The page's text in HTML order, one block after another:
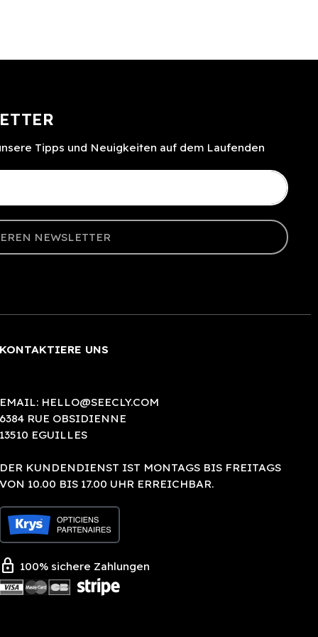
Tipps und Neuigkeiten auf dem Laufenden
NEWSLETTER
KONTAKTIERE UNS
EMAIL: HELLO@SEECLY.COM
6384 RUE OBSIDIENNE
13510 EGUILLES
DER KUNDENDIENST IST MONTAGS BIS FREITAGS
VON 10.00 BIS 17.00 UHR ERREICHBAR.
lock 100% sichere Zahlungen